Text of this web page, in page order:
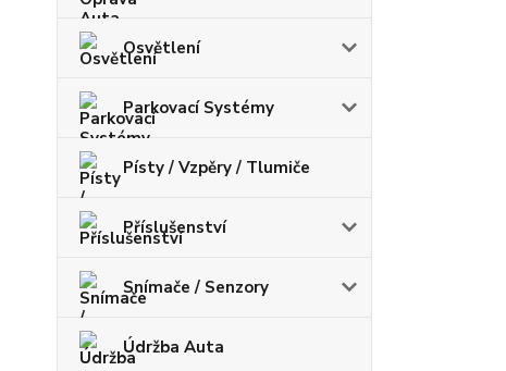
Osvětlení
Parkovací Systémy
Písty / Vzpěry / Tlumiče
Příslušenství
Snímače / Senzory
Údržba Auta